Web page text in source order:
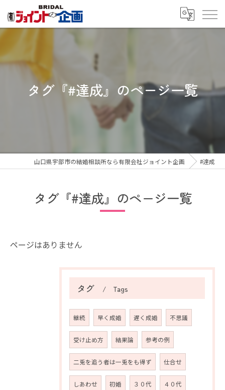
タグ『#達成』のページ一覧
山口県宇部市の結婚相談所なら有限会社ジョイント企画 #達成
タグ『#達成』のページ一覧
ページはありません
タグ Tags
継続 早く成婚 遅く成婚 不思議
受け止め方 結果論 参考の例
二兎を追う者は一兎をも得ず 仕合せ
しあわせ 初婚 ３０代 ４０代